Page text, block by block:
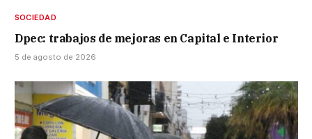
SOCIEDAD
Dpec: trabajos de mejoras en Capital e Interior
5 de agosto de 2026